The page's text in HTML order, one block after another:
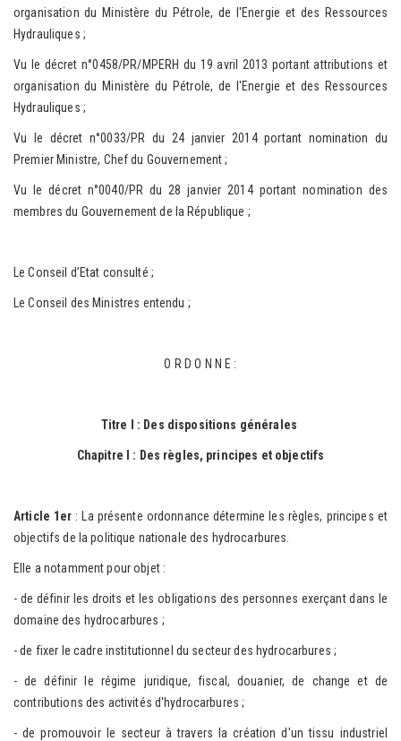
organisation du Ministère du Pétrole, de l'Energie et des Ressources
Hydrauliques ;
Vu le décret n°0458/PR/MPERH du 19 avril 2013 portant attributions et
organisation du Ministère du Pétrole, de l'Energie et des Ressources
Hydrauliques ;
Vu le décret n°0033/PR du 24 janvier 2014 portant nomination du
Premier Ministre, Chef du Gouvernement ;
Vu le décret n°0040/PR du 28 janvier 2014 portant nomination des
membres du Gouvernement de la République ;
Le Conseil d’Etat consulté ;
Le Conseil des Ministres entendu ;
O R D O N N E :
Titre I : Des dispositions générales
Chapitre I : Des règles, principes et objectifs
Article 1er : La présente ordonnance détermine les règles, principes et
objectifs de la politique nationale des hydrocarbures.
Elle a notamment pour objet :
- de définir les droits et les obligations des personnes exerçant dans le
domaine des hydrocarbures ;
- de fixer le cadre institutionnel du secteur des hydrocarbures ;
- de définir le régime juridique, fiscal, douanier, de change et de
contributions des activités d'hydrocarbures ;
- de promouvoir le secteur à travers la création d'un tissu industriel